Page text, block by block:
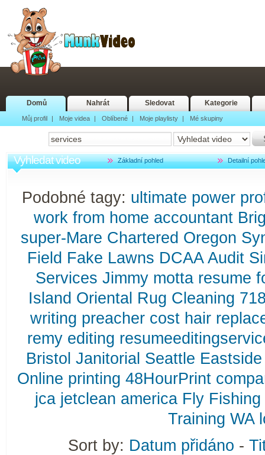
Domů Nahrát Sledovat Kategorie
Můj profil | Moje videa | Oblíbené | Moje playlisty | Mé skupiny
Vyhledat video Základní pohled Detailní
Podobné tagy: ultimate power
work from home accountant
super-Mare Chartered Oregon
Field Fake Lawns DCAA Audit
Services Jimmy motta resume
Island Oriental Rug Cleaning
writing preacher cost hair
remy editing
Bristol Janitorial Seattle Eastside
Online printing 48HourPrint
jca jetclean america Fly Fishing
Training WA
Sort by: Datum přidáno -